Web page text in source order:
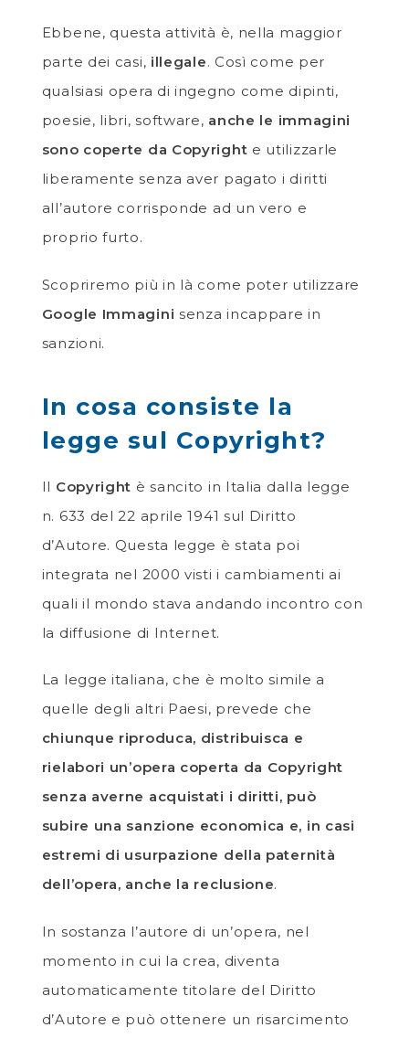
Ebbene, questa attività è, nella maggior
parte dei casi, illegale. Così come per
qualsiasi opera di ingegno come dipinti,
poesie, libri, software, anche le immagini
sono coperte da Copyright e utilizzarle
liberamente senza aver pagato i diritti
all’autore corrisponde ad un vero e
proprio furto.
Scopriremo più in là come poter utilizzare
Google Immagini senza incappare in
sanzioni.
In cosa consiste la
legge sul Copyright?
Il Copyright è sancito in Italia dalla legge
n. 633 del 22 aprile 1941 sul Diritto
d’Autore. Questa legge è stata poi
integrata nel 2000 visti i cambiamenti ai
quali il mondo stava andando incontro con
la diffusione di Internet.
La legge italiana, che è molto simile a
quelle degli altri Paesi, prevede che
chiunque riproduca, distribuisca e
rielabori un’opera coperta da Copyright
senza averne acquistati i diritti, può
subire una sanzione economica e, in casi
estremi di usurpazione della paternità
dell’opera, anche la reclusione.
In sostanza l’autore di un’opera, nel
momento in cui la crea, diventa
automaticamente titolare del Diritto
d’Autore e può ottenere un risarcimento